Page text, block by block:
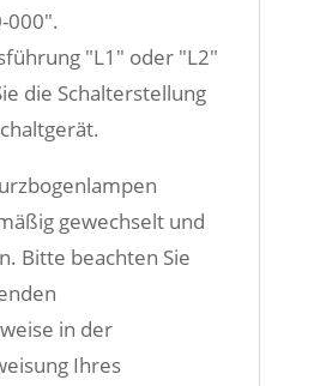
000".
"L1" oder "L2"
die Schalterstellung
gewechselt und
Bitte beachten Sie
in der
Ihres